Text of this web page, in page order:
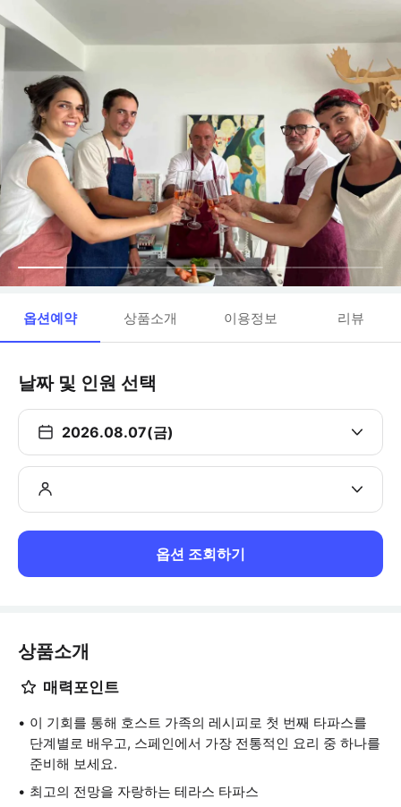
옵션예약 상품소개 이용정보 리뷰
날짜 및 인원 선택
2026.08.07(금)
옵션 조회하기
상품소개
매력포인트
이 기회를 통해 호스트 가족의 레시피로 첫 번째 타파스를
단계별로 배우고, 스페인에서 가장 전통적인 요리 중 하나를
준비해 보세요.
최고의 전망을 자랑하는 테라스 타파스